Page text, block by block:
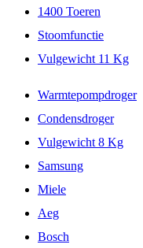
1400 Toeren
Stoomfunctie
Vulgewicht 11 Kg
Warmtepompdroger
Condensdroger
Vulgewicht 8 Kg
Samsung
Miele
Aeg
Bosch